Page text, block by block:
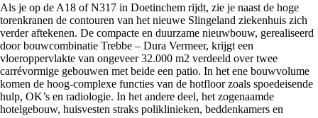
Als je op de A18 of N317 in Doetinchem rijdt, zie je naast de hoge
torenkranen de contouren van het nieuwe Slingeland ziekenhuis zich
verder aftekenen. De compacte en duurzame nieuwbouw, gerealiseerd
door bouwcombinatie Trebbe – Dura Vermeer, krijgt een
vloeroppervlakte van ongeveer 32.000 m2 verdeeld over twee
carrévormige gebouwen met beide een patio. In het ene bouwvolume
komen de hoog-complexe functies van de hotfloor zoals spoedeisende
hulp, OK’s en radiologie. In het andere deel, het zogenaamde
hotelgebouw, huisvesten straks poliklinieken, beddenkamers en